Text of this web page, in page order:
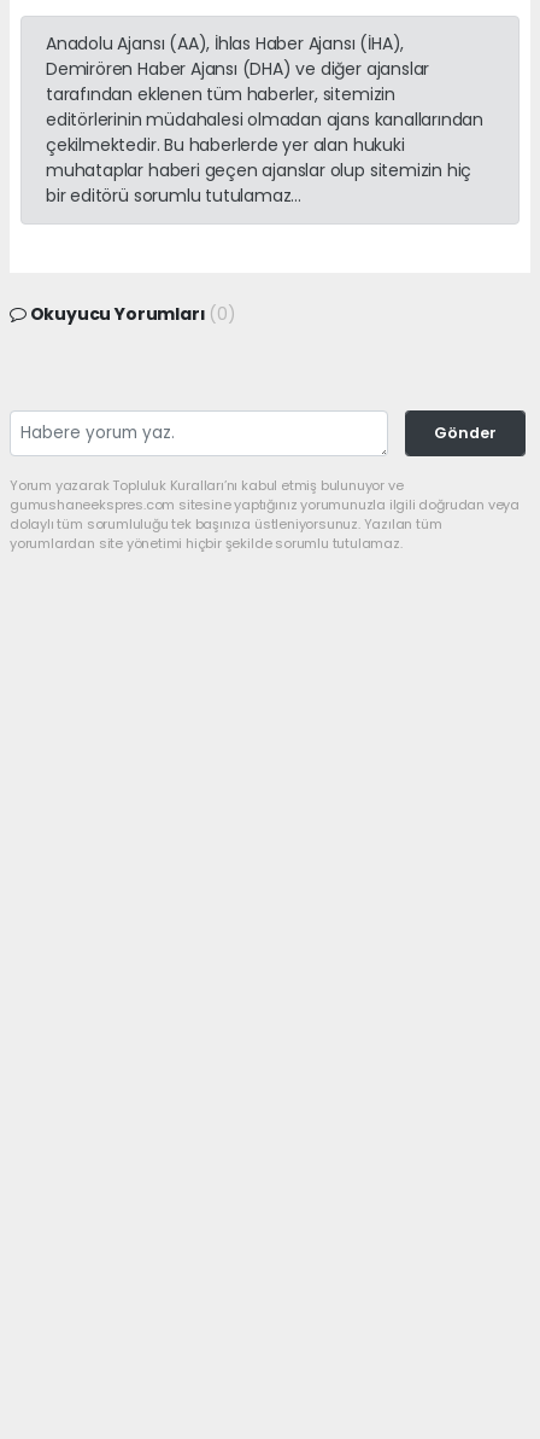
Anadolu Ajansı (AA), İhlas Haber Ajansı (İHA),
Demirören Haber Ajansı (DHA) ve diğer ajanslar
tarafından eklenen tüm haberler, sitemizin
editörlerinin müdahalesi olmadan ajans kanallarından
çekilmektedir. Bu haberlerde yer alan hukuki
muhataplar haberi geçen ajanslar olup sitemizin hiç
bir editörü sorumlu tutulamaz...
Okuyucu Yorumları (0)
Gönder
Yorum yazarak Topluluk Kuralları’nı kabul etmiş bulunuyor ve
gumushaneekspres.com sitesine yaptığınız yorumunuzla ilgili doğrudan veya
dolaylı tüm sorumluluğu tek başınıza üstleniyorsunuz. Yazılan tüm
yorumlardan site yönetimi hiçbir şekilde sorumlu tutulamaz.